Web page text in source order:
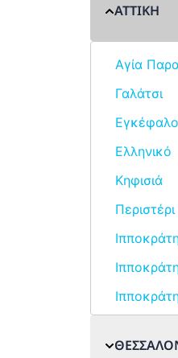
ΑΤΤΙΚΗ
Αγία
Γαλάτσι
Ελληνικό
Κηφισιά
Περιστέρι